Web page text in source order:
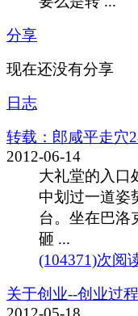
分享
现在还没有分享
日志
转载：郎咸平走穴
2012-06-14
大礼堂的入口
中划过一道姿
台。坐在巴洛
砸 ...
(104371)次阅
关于创业--创业过